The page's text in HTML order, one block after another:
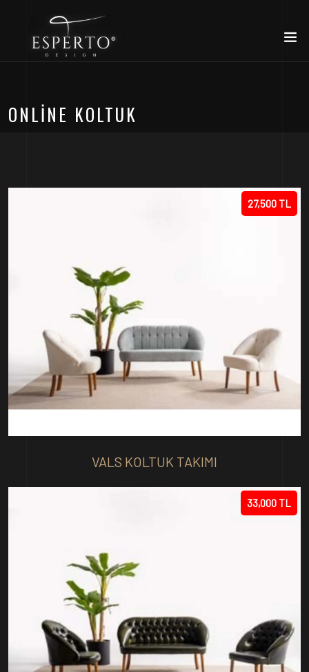
ONLINE KOLTUK
27,500 TL
VALS KOLTUK TAKIMI
33,000 TL